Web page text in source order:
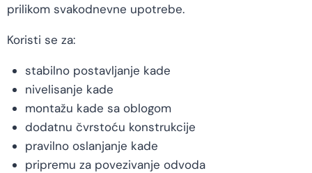
prilikom svakodnevne upotrebe.
Koristi se za:
stabilno postavljanje kade
nivelisanje kade
montažu kade sa oblogom
dodatnu čvrstoću konstrukcije
pravilno oslanjanje kade
pripremu za povezivanje odvoda